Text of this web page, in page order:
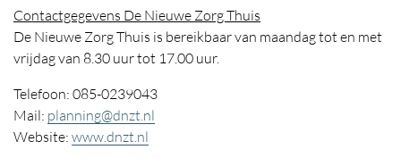
Contactgegevens De Nieuwe Zorg Thuis
De Nieuwe Zorg Thuis is bereikbaar van maandag tot en met
vrijdag van 8.30 uur tot 17.00 uur.
Telefoon: 085-0239043
Mail: planning@dnzt.nl
Website: www.dnzt.nl